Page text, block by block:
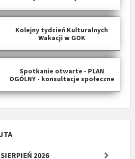
Kolejny tydzień Kulturalnych
Wakacji w GOK
Spotkanie otwarte - PLAN
OGÓLNY - konsultacje społeczne
SIERPIEŃ 2026